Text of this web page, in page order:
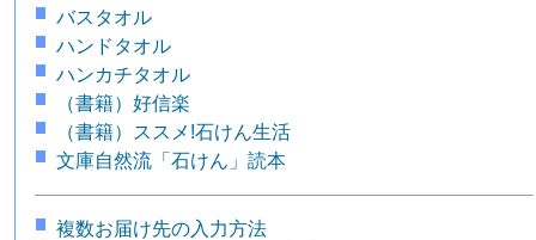
バスタオル
ハンドタオル
ハンカチタオル
（書籍）好信楽
（書籍）ススメ!石けん生活
文庫自然流「石けん」読本
複数お届け先の入力方法